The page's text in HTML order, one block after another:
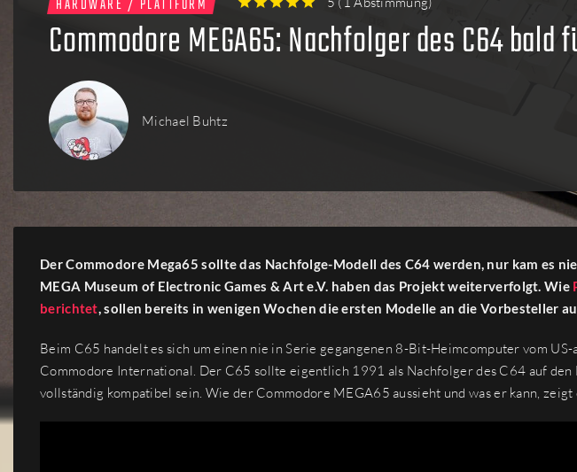
HARDWARE / PLATTFORM
Commodore MEGA65: Nachfolger des C64
Michael Buhtz
Der Commodore Mega65 sollte das Nachfolge-Modell des C64 werden, nur kam es
MEGA Museum of Electronic Games & Art e.V. haben das Projekt weiterverfolgt. Wie
berichtet, sollen bereits in wenigen Wochen die ersten Modelle an die Vorbesteller
Beim C65 handelt es sich um einen nie in Serie gegangenen 8-Bit-Heimcomputer vom
Commodore International. Der C65 sollte eigentlich 1991 als Nachfolger des C64 auf den
vollständig kompatibel sein. Wie der Commodore MEGA65 aussieht und was er kann,